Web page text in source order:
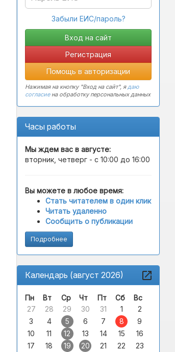
Забыли ЕИС/пароль?
Регистрация
Помощь в авторизации
Нажимая на кнопку "Вход на сайт", ядаю
согласиена обработку персональных данных
Часы работы
Мы ждем вас в августе:
вторник, четверг - с 10:00 до 16:00
Вы можете в любое время:
Стать читателем в один клик
Читать удаленно
Сообщить о публикации
Подробнее
Календарь (август 2026)
Пн Вт Ср Чт Пт Сб
Вс
27
28 29 30 31 1
2
3
4 5 6 7 8
9
10
11 12 13 14 15
16
17
18 19 20 21 22
23